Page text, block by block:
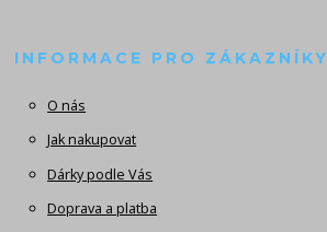
INFORMACE PRO ZÁKAZNÍKY
O nás
Jak nakupovat
Dárky podle Vás
Doprava a platba